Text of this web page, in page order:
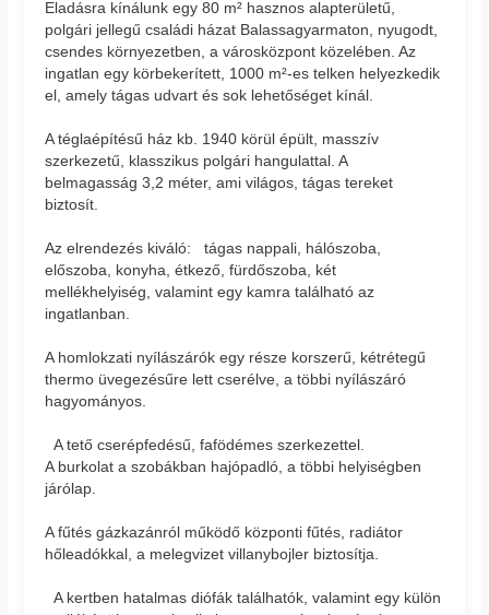
Eladásra kínálunk egy 80 m² hasznos alapterületű,
polgári jellegű családi házat Balassagyarmaton, nyugodt,
csendes környezetben, a városközpont közelében. Az
ingatlan egy körbekerített, 1000 m²-es telken helyezkedik
el, amely tágas udvart és sok lehetőséget kínál.
A téglaépítésű ház kb. 1940 körül épült, masszív
szerkezetű, klasszikus polgári hangulattal. A
belmagasság 3,2 méter, ami világos, tágas tereket
biztosít.
Az elrendezés kiváló: tágas nappali, hálószoba,
előszoba, konyha, étkező, fürdőszoba, két
mellékhelyiség, valamint egy kamra található az
ingatlanban.
A homlokzati nyílászárók egy része korszerű, kétrétegű
thermo üvegezésűre lett cserélve, a többi nyílászáró
hagyományos.
A tető cserépfedésű, fafödémes szerkezettel.
A burkolat a szobákban hajópadló, a többi helyiségben
járólap.
A fűtés gázkazánról működő központi fűtés, radiátor
hőleadókkal, a melegvizet villanybojler biztosítja.
A kertben hatalmas diófák találhatók, valamint egy külön